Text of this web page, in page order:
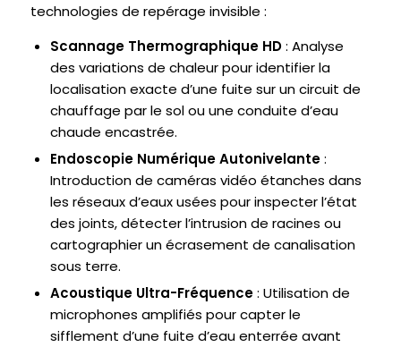
technologies de repérage invisible :
Scannage Thermographique HD: Analyse
des variations de chaleur pour identifier la
localisation exacte d’une fuite sur un circuit de
chauffage par le sol ou une conduite d’eau
chaude encastrée.
Endoscopie Numérique Autonivelante:
Introduction de caméras vidéo étanches dans
les réseaux d’eaux usées pour inspecter l’état
des joints, détecter l’intrusion de racines ou
cartographier un écrasement de canalisation
sous terre.
Acoustique Ultra-Fréquence: Utilisation de
microphones amplifiés pour capter le
sifflement d’une fuite d’eau enterrée avant